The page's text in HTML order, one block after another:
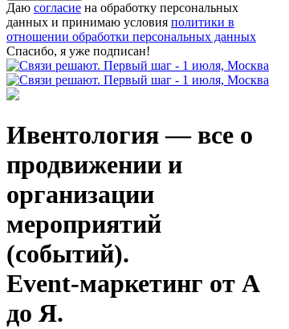
Даю согласие на обработку персональных
данных и принимаю условия политики в
отношении обработки персональных данных
Спасибо, я уже подписан!
Ивентология — все о
продвижении и
организации
мероприятий
(событий).
Event-маркетинг от А
до Я.